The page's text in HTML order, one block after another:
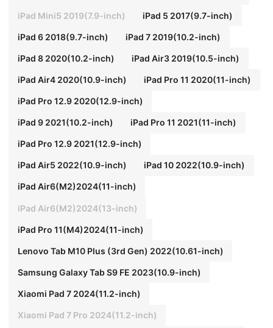
iPad Mini5 2019(7.9-inch) iPad 5 2017(9.7-inch)
iPad 6 2018(9.7-inch) iPad 7 2019(10.2-inch)
iPad 8 2020(10.2-inch) iPad Air3 2019(10.5-inch)
iPad Air4 2020(10.9-inch) iPad Pro 11 2020(11-inch)
iPad Pro 12.9 2020(12.9-inch)
iPad 9 2021(10.2-inch) iPad Pro 11 2021(11-inch)
iPad Pro 12.9 2021(12.9-inch)
iPad Air5 2022(10.9-inch) iPad 10 2022(10.9-inch)
iPad Air6(M2)2024(11-inch)
iPad Air6(M2)2024(13-inch)
iPad Pro 11(M4)2024(11-inch)
Lenovo Tab M10 Plus (3rd Gen) 2022(10.61-inch)
Samsung Galaxy Tab S9 FE 2023(10.9-inch)
Xiaomi Pad 7 2024(11.2-inch)
Xiaomi Pad 7 Pro 2024(11.2-inch)